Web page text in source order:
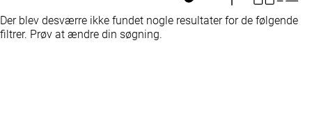
Der blev desværre ikke fundet nogle resultater for de følgende
filtrer. Prøv at ændre din søgning.